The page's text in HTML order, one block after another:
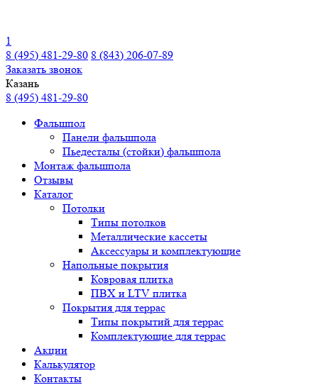
1
8 (495) 481-29-80 8 (843) 206-07-89
Заказать звонок
Казань
8 (495) 481-29-80
Фальшпол
Панели фальшпола
Пьедесталы (стойки) фальшпола
Монтаж фальшпола
Отзывы
Каталог
Потолки
Типы потолков
Металлические кассеты
Аксессуары и комплектующие
Напольные покрытия
Ковровая плитка
ПВХ и LTV плитка
Покрытия для террас
Типы покрытий для террас
Комплектующие для террас
Акции
Калькулятор
Контакты